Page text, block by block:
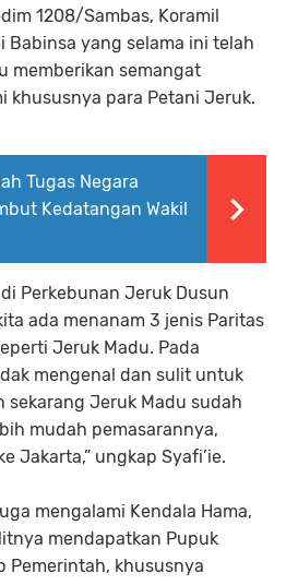
1208/Sambas, Koramil
Babinsa yang selama ini telah
memberikan semangat
khususnya para Petani Jeruk.
Tugas Negara
Kedatangan Wakil
Perkebunan Jeruk Dusun
ada menanam 3 jenis Paritas
Jeruk Madu. Pada
mengenal dan sulit untuk
sekarang Jeruk Madu sudah
mudah pemasarannya,
Jakarta,” ungkap Syafi’ie.
mengalami Kendala Hama,
mendapatkan Pupuk
Pemerintah, khususnya